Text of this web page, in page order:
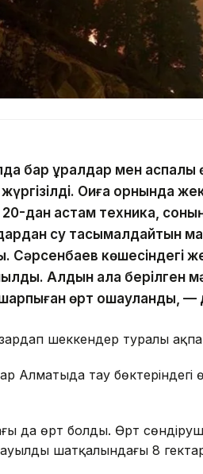
бар құралдар мен аспалы
Оқиға орнында
дан астам техника, соның
су тасымалдайтын
көшесіндегі
Алдын ала берілген
өрт оқшауланды, —
шеккендер туралы
Алматыда тау бөктеріндегі
да өрт болды. Өрт
шатқалындағы 8